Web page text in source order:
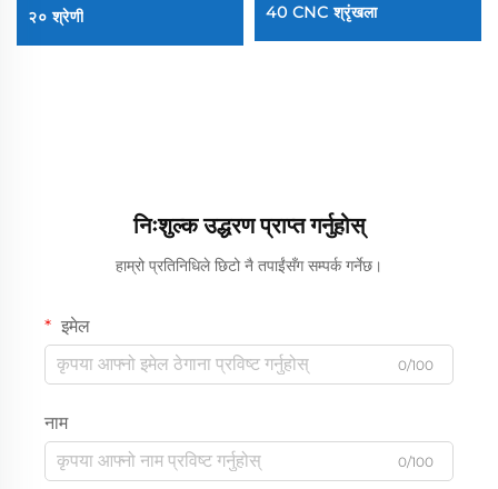
२० श्रेणी 40 CNC श्रृंखला
निःशुल्क उद्धरण प्राप्त गर्नुहोस्
हाम्रो प्रतिनिधिले छिटो नै तपाईंसँग सम्पर्क गर्नेछ।
इमेल
0/100
नाम
0/100